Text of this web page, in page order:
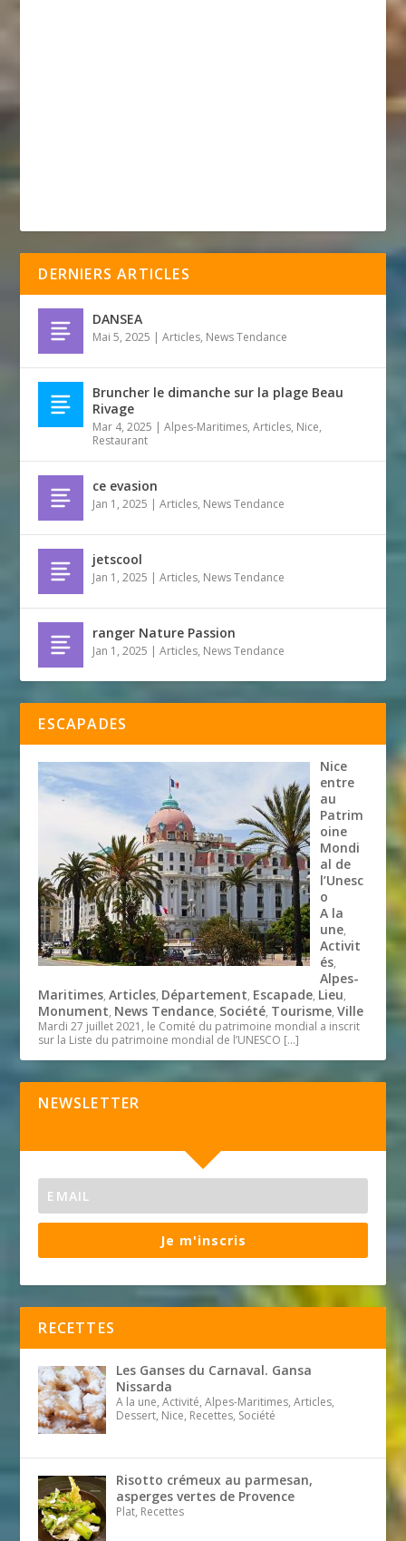
DERNIERS ARTICLES
DANSEA
Mai 5, 2025 |Articles, News Tendance
Bruncher le dimanche sur la plage Beau
Rivage
Mar 4, 2025 |Alpes-Maritimes,Articles, Nice,
Restaurant
ce evasion
Jan 1, 2025 |Articles, News Tendance
jetscool
Jan 1, 2025 |Articles, News Tendance
ranger Nature Passion
Jan 1, 2025 |Articles, News Tendance
ESCAPADES
Nice
entre
au
Patrim
oine
Mondi
al de
l’Unesc
o
A la
une,
Activit
és,
Alpes-
Maritimes,Articles, Département, Escapade, Lieu,
Monument, News Tendance, Société, Tourisme,Ville
Mardi 27 juillet 2021, le Comité du patrimoine mondial a inscrit
sur la Liste du patrimoine mondial de l’UNESCO […]
NEWSLETTER
Je m'inscris
RECETTES
Les Ganses du Carnaval. Gansa
Nissarda
A la une, Activité, Alpes-Maritimes, Articles,
Dessert, Nice, Recettes, Société
Risotto crémeux au parmesan,
asperges vertes de Provence
Plat, Recettes